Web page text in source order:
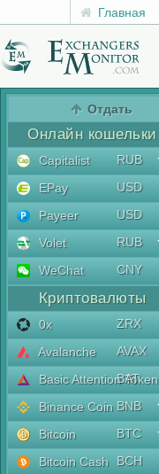
Главная
Отдать
Онлайн кошельки
Capitalist
RUB
EPay
USD
Payeer
USD
Volet
RUB
WeChat
CNY
Криптовалюты
0x
ZRX
Avalanche
AVAX
Basic Attention Token
BAT
Binance Coin BNB
Bitcoin
BTC
Bitcoin Cash
BCH